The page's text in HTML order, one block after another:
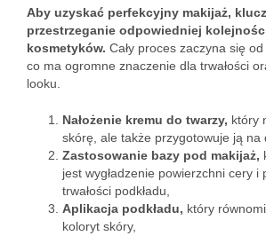
Aby uzyskać perfekcyjny makijaż,
przestrzeganie odpowiedniej
kosmetyków. Cały proces zaczyna się
co ma ogromne znaczenie dla trwałości
looku.
Nałożenie kremu do twarzy, który
skórę, ale także przygotowuje ją na
Zastosowanie bazy pod makijaż,
jest wygładzenie powierzchni cery i
trwałości podkładu,
Aplikacja podkładu, który
koloryt skóry,